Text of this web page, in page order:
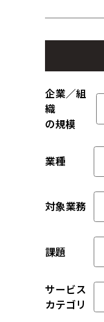
企業／組
織
の規模
業種
対象業務
課題
サービス
カテゴリ